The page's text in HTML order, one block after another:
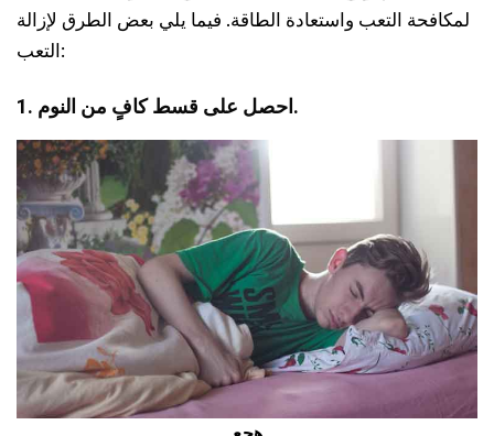
لمكافحة التعب واستعادة الطاقة. فيما يلي بعض الطرق لإزالة
التعب:
1. احصل على قسط كافٍ من النوم.